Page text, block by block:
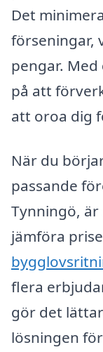
Det
förseningar,
pengar.
på att
att oroa dig
När du
passande
Tynningö, är
jämföra
flera
gör det
lösningen